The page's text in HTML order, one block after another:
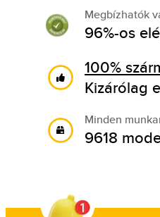
Megbízhatók
96%-os
100%
Kizárólag
Minden
9618